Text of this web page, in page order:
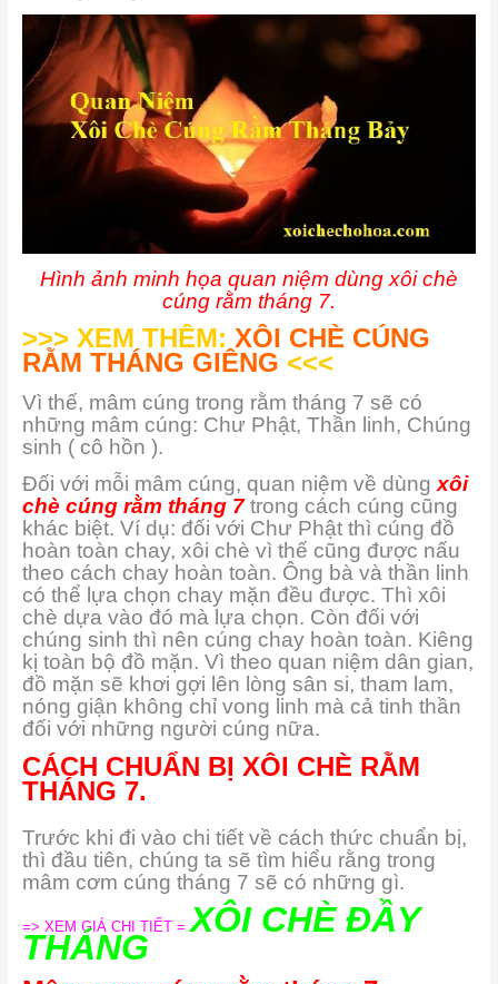
Hình ảnh minh họa quan niệm dùng xôi chè
cúng rằm tháng 7.
>>> XEM THÊM: XÔI CHÈ CÚNG
RẰM THÁNG GIÊNG <<<
Vì thế, mâm cúng trong rằm tháng 7 sẽ có
những mâm cúng: Chư Phật, Thần linh, Chúng
sinh ( cô hồn ).
Đối với mỗi mâm cúng, quan niệm về dùng xôi
chè cúng rằm tháng 7 trong cách cúng cũng
khác biệt. Ví dụ: đối với Chư Phật thì cúng đồ
hoàn toàn chay, xôi chè vì thế cũng được nấu
theo cách chay hoàn toàn. Ông bà và thần linh
có thể lựa chọn chay mặn đều được. Thì xôi
chè dựa vào đó mà lựa chọn. Còn đối với
chúng sinh thì nên cúng chay hoàn toàn. Kiêng
kị toàn bộ đồ mặn. Vì theo quan niệm dân gian,
đồ mặn sẽ khơi gợi lên lòng sân si, tham lam,
nóng giận không chỉ vong linh mà cả tinh thần
đối với những người cúng nữa.
CÁCH CHUẨN BỊ XÔI CHÈ RẰM
THÁNG 7.
Trước khi đi vào chi tiết về cách thức chuẩn bị,
thì đầu tiên, chúng ta sẽ tìm hiểu rằng trong
mâm cơm cúng tháng 7 sẽ có những gì.
=> XEM GIÁ CHI TIẾT = XÔI CHÈ ĐẦY
THÁNG